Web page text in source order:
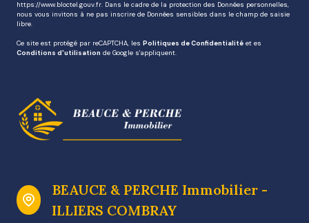
https://www.bloctel.gouv.fr. Dans le cadre de la protection des Données personnelles,
nous vous invitons à ne pas inscrire de Données sensibles dans le champ de saisie
libre.
Ce site est protégé par reCAPTCHA, les Politiques de Confidentialité et es
Conditions d'utilisation de Google s'appliquent.
BEAUCE & PERCHE Immobilier -
ILLIERS COMBRAY